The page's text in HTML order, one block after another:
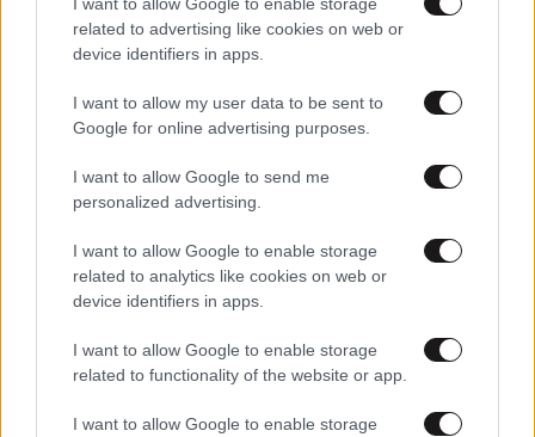
related to advertising like cookies on web or
device identifiers in apps.
I want to allow my user data to be sent to
Google for online advertising purposes.
I want to allow Google to send me
personalized advertising.
I want to allow Google to enable storage
related to analytics like cookies on web or
device identifiers in apps.
I want to allow Google to enable storage
related to functionality of the website or app.
I want to allow Google to enable storage